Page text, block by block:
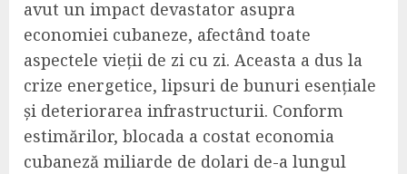
avut un impact devastator asupra
economiei cubaneze, afectând toate
aspectele vieții de zi cu zi. Aceasta a dus la
crize energetice, lipsuri de bunuri esențiale
și deteriorarea infrastructurii. Conform
estimărilor, blocada a costat economia
cubaneză miliarde de dolari de-a lungul